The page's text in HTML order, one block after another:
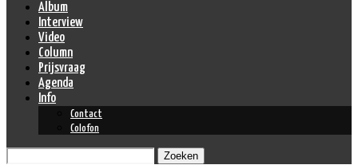
Album
Interview
Video
Column
Prijsvraag
Agenda
Info
Contact
Colofon
Zoeken